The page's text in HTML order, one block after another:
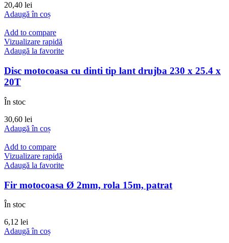
20,40 lei
Adaugă în coș
Add to compare
Vizualizare rapidă
Adaugă la favorite
Disc motocoasa cu dinti tip lant drujba 230 x 25.4 x
20T
În stoc
30,60 lei
Adaugă în coș
Add to compare
Vizualizare rapidă
Adaugă la favorite
Fir motocoasa Ø 2mm, rola 15m, patrat
În stoc
6,12 lei
Adaugă în coș